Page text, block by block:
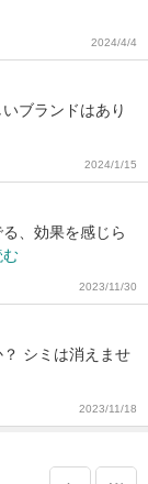
2024/4/4
ブランドはあり
2024/1/15
、効果を感じら
む
2023/11/30
シミは消えませ
2023/11/18